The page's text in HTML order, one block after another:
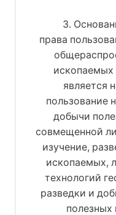
3.
права
ископаемых
является
пользование
добычи
совмещенной
изучение,
ископаемых,
технологий
разведки и